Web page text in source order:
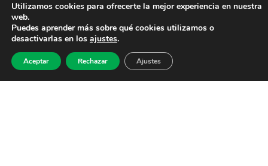
Utilizamos cookies para ofrecerte la mejor experiencia en nuestra
web.
Puedes aprender más sobre qué cookies utilizamos o
desactivarlas en los ajustes.
Aceptar Rechazar Ajustes